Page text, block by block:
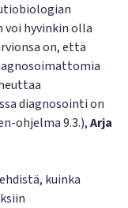
voi hyvinkin olla
on, että
diagnosointi on
ohjelma 9.3.),Arja
kuinka